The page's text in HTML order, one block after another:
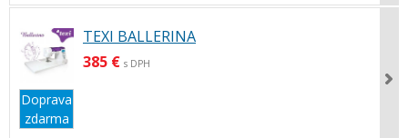
Doprava
zdarma
TEXI BALLERINA
385 € s DPH